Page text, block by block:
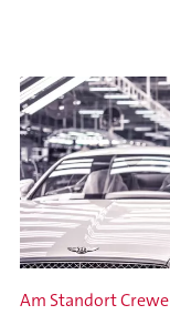
Am Standort Crewe